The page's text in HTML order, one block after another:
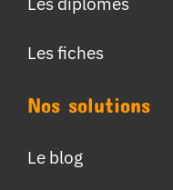
Les fiches
Nos solutions
Le blog